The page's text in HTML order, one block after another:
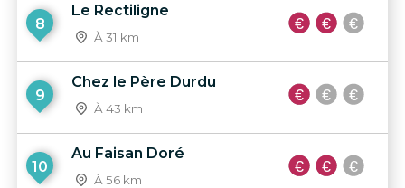
8
Le Rectiligne
À 31 km
9
Chez le Père Durdu
À 43 km
10
Au Faisan Doré
À 56 km